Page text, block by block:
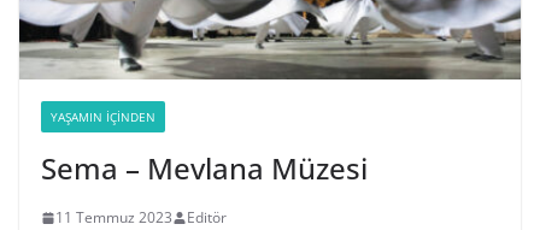
YAŞAMIN İÇINDEN
Sema – Mevlana Müzesi
11 Temmuz 2023 Editör